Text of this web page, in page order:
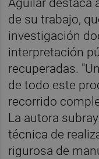
Aguilar destaca
de su trabajo,
investigación
interpretación
recuperadas.
de todo este
recorrido
La autora
técnica de
rigurosa de